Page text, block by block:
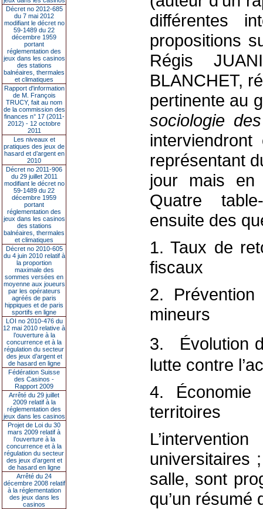
Décret no 2012-685
du 7 mai 2012
modifiant le décret no
59-1489 du 22
décembre 1959
portant
réglementation des
jeux dans les casinos
des stations
balnéaires, thermales
et climatiques
Rapport d'information
de M. François
TRUCY, fait au nom
de la commission des
finances n° 17 (2011-
2012) - 12 octobre
2011
Les niveaux et
pratiques des jeux de
hasard et d’argent en
2010
Décret no 2011-906
du 29 juillet 2011
modifiant le décret no
59-1489 du 22
décembre 1959
portant
réglementation des
jeux dans les casinos
des stations
balnéaires, thermales
et climatiques
Décret no 2010-605
du 4 juin 2010 relatif à
la proportion
maximale des
sommes versées en
moyenne aux joueurs
par les opérateurs
agréés de paris
hippiques et de paris
sportifs en ligne
LOI no 2010-476 du
12 mai 2010 relative à
l’ouverture à la
concurrence et à la
régulation du secteur
des jeux d’argent et
de hasard en ligne
Fédération Suisse
des Casinos -
Rapport 2009
Arrêté du 29 juillet
2009 relatif à la
réglementation des
jeux dans les casinos
Projet de Loi du 30
mars 2009 relatif à
l’ouverture à la
concurrence et à la
régulation du secteur
des jeux d’argent et
de hasard en ligne
Arrêté du 24
décembre 2008 relatif
à la réglementation
des jeux dans les
casinos
différentes
propositions
Régis
BLANCHET,
pertinente au
sociologie
représentant
jour mais en
Quatre
ensuite des
1. Taux de
fiscaux
2.
mineurs
3. Évolution
lutte contre
4.
territoires
universitaires
salle, sont
qu’un résumé